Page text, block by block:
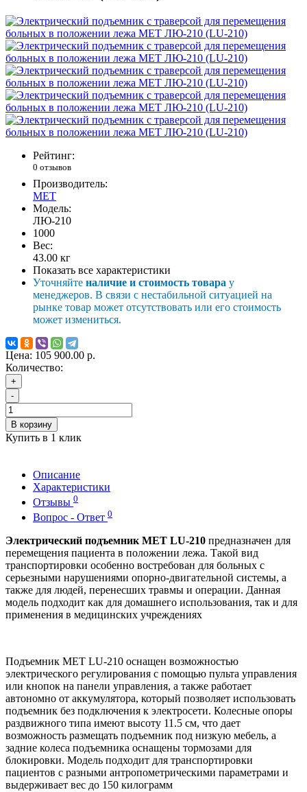
Рейтинг:
0 отзывов
Производитель:
MET
Модель:
ЛЮ-210
1000
Вес:
43.00 кг
Показать все характеристики
Уточняйте наличие и стоимость товара у
менеджеров. В связи с нестабильной ситуацией на
рынке товар может отсутствовать или его стоимость
может измениться.
Цена: 105 900.00 р.
Количество:
+
-
В корзину
Купить в 1 клик
Описание
Характеристики
Отзывы 0
Вопрос - Ответ 0
Электрический подъемник MET LU-210 предназначен для
перемещения пациента в положении лежа. Такой вид
транспортировки особенно востребован для больных с
серьезными нарушениями опорно-двигательной системы, а
также для людей, перенесших травмы и операции. Данная
модель подходит как для домашнего использования, так и для
применения в медицинских учреждениях
Подъемник MET LU-210 оснащен возможностью
электрического регулирования с помощью пульта управления
или кнопок на панели управления, а также работает
автономно от аккумулятора, который позволяет использовать
подъемник без подключения к электросети. Колесные опоры
раздвижного типа имеют высоту 11.5 см, что дает
возможность размещать подъемник под низкую мебель, а
задние колеса подъемника оснащены тормозами для
блокировки. Модель подходит для транспортировки
пациентов с разными антропометрическими параметрами и
выдерживает вес до 150 килограмм